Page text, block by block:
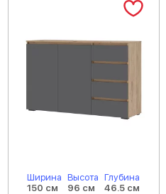
Ширина
150 см
Высота
96 см
Глубина
46.5 см